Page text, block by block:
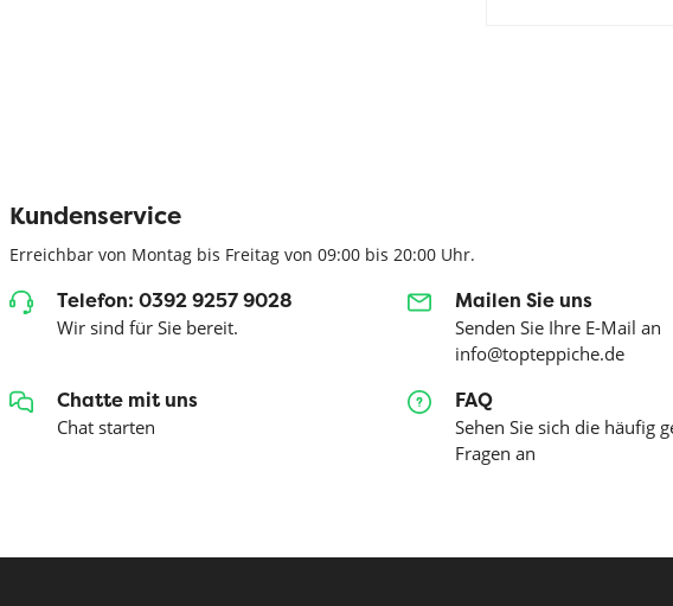
Kundenservice
Erreichbar von Montag bis Freitag von 09:00 bis 20:00 Uhr.
Telefon: 0392 9257 9028
Wir sind für Sie bereit.
Mailen Sie uns
Senden Sie Ihre E-Mail an
info@topteppiche.de
Chatte mit uns
Chat starten
FAQ
Sehen Sie sich die häufig
Fragen an